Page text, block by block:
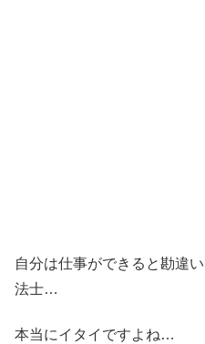
自分は仕事ができると勘違
法士…
本当にイタイですよね…